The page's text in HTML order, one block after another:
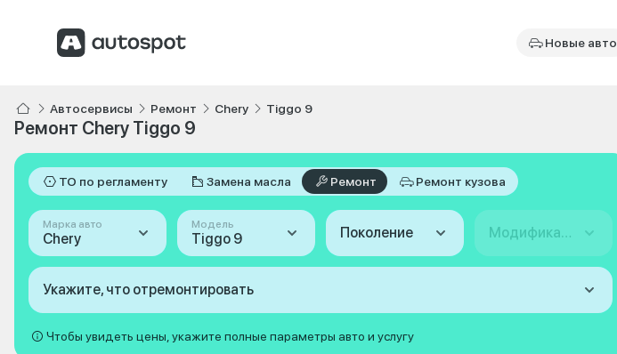
Новые авто
Автосервисы Ремонт Chery Tiggo 9
Ремонт Chery Tiggo 9
ТО по регламенту Замена масла Ремонт Ремонт кузова
Марка авто
Chery
Модель
Tiggo 9 Поколение Модификация
Укажите, что отремонтировать
Чтобы увидеть цены, укажите полные параметры авто и услугу